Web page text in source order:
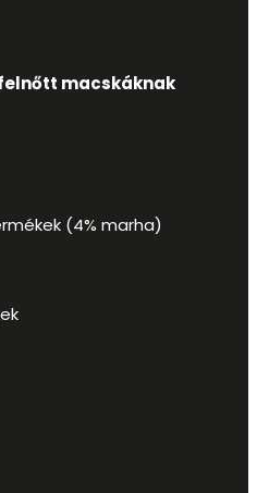
macskáknak
(4% marha)